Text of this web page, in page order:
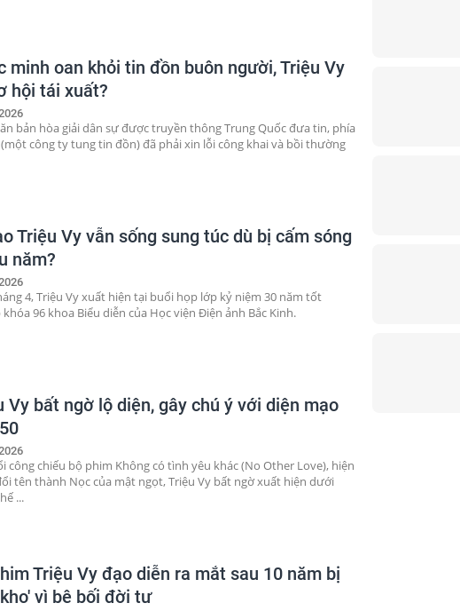
minh oan khỏi tin đồn buôn người, Triệu Vy
hội tái xuất?
bản hòa giải dân sự được truyền thông Trung Quốc đưa tin, phía
công ty tung tin đồn) đã phải xin lỗi công khai và bồi thường
Triệu Vy vẫn sống sung túc dù bị cấm sóng
năm?
4, Triệu Vy xuất hiện tại buổi họp lớp kỷ niệm 30 năm tốt
khóa 96 khoa Biểu diễn của Học viện Điện ảnh Bắc Kinh.
Vy bất ngờ lộ diện, gây chú ý với diện mạo
công chiếu bộ phim Không có tình yêu khác (No Other Love), hiện
tên thành Nọc của mật ngọt, Triệu Vy bất ngờ xuất hiện dưới
...
Triệu Vy đạo diễn ra mắt sau 10 năm bị
vì bê bối đời tư